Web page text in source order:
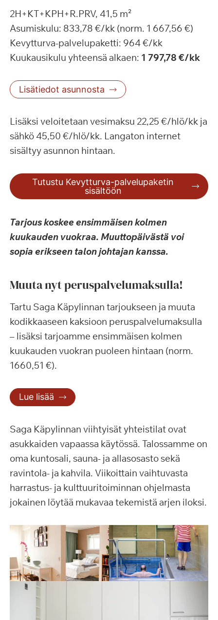
2H+KT+KPH+R.PRV, 41,5 m²
Asumiskulu: 833,78 €/kk (norm. 1 667,56 €)
Kevytturva-palvelupaketti: 964 €/kk
Kuukausikulu yhteensä alkaen: 1 797,78 €/kk
Lisätiedot asunnosta
Lisäksi veloitetaan vesimaksu 22,25 €/hlö/kk ja
sähkö 45,50 €/hlö/kk. Langaton internet
sisältyy asunnon hintaan.
Tutustu Kevytturva-palvelupaketin
sisältöön
Tarjous koskee ensimmäisen kolmen
kuukauden vuokraa. Muuttopäivästä voi
sopia erikseen talon johtajan kanssa.
Muuta nyt peruspalvelumaksulla!
Tartu Saga Käpylinnan tarjoukseen ja muuta
kodikkaaseen kaksioon peruspalvelumaksulla
– lisäksi tarjoamme ensimmäisen kolmen
kuukauden vuokran puoleen hintaan (norm.
1660,51 €).
Lue lisää
Saga Käpylinnan viihtyisät yhteistilat ovat
asukkaiden vapaassa käytössä. Talossamme on
oma kuntosali, sauna- ja allasosasto sekä
ravintola- ja kahvila. Viikoittain vaihtuvasta
harrastus- ja kulttuuritoiminnan ohjelmasta
jokainen löytää mukavaa tekemistä arjen iloksi.